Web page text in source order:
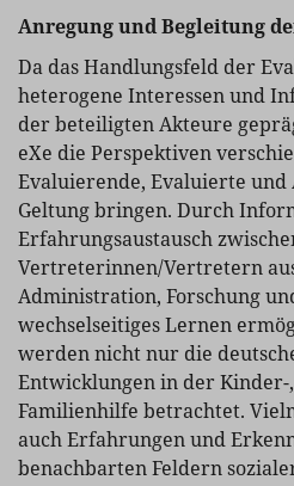
Anregung und Begleitung
Da das Handlungsfeld der
heterogene Interessen und
der beteiligten Akteure
eXe die Perspektiven
Evaluierende, Evaluierte
Geltung bringen. Durch
Erfahrungsaustausch
Vertreterinnen/Vertretern
Administration, Forschung
wechselseitiges Lernen
werden nicht nur die
Entwicklungen in der Kinder-
Familienhilfe betrachtet.
auch Erfahrungen und
benachbarten Feldern